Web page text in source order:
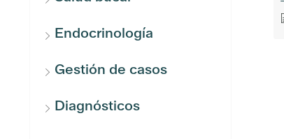
Endocrinología
Gestión de casos
Diagnósticos